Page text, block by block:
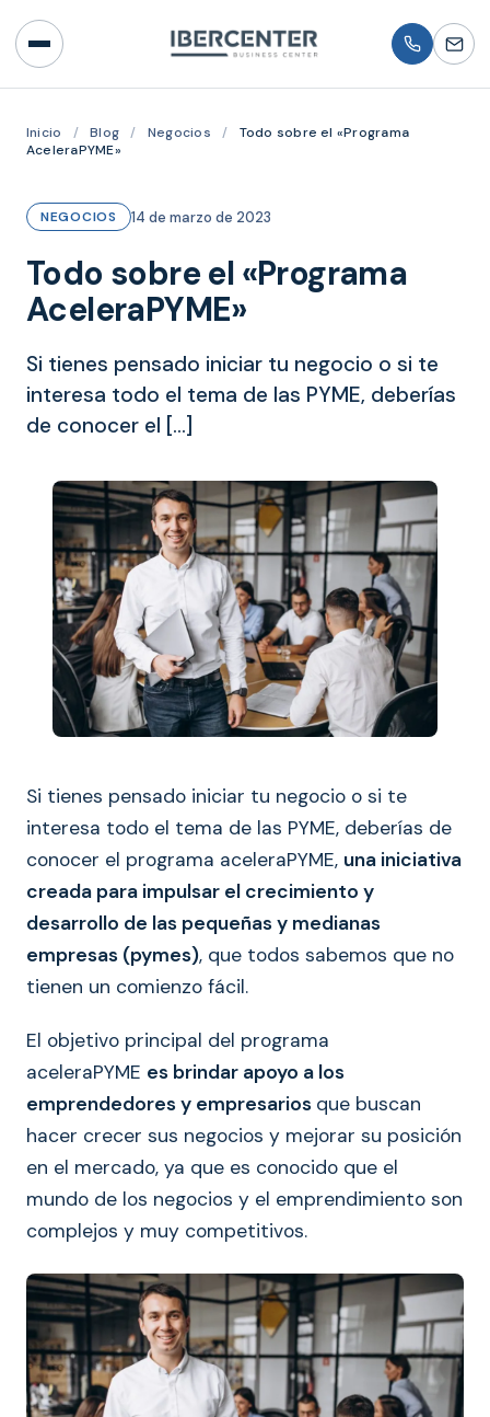
Inicio / Blog / Negocios /
Todo sobre el «Programa
AceleraPYME»
NEGOCIOS 14 de marzo de 2023
Todo sobre el «Programa
AceleraPYME»
Si tienes pensado iniciar tu negocio o si te
interesa todo el tema de las PYME, deberías
de conocer el […]
Si tienes pensado iniciar tu negocio o si te
interesa todo el tema de las PYME, deberías de
conocer el programa aceleraPYME, una iniciativa
creada para impulsar el crecimiento y
desarrollo de las pequeñas y medianas
empresas (pymes), que todos sabemos que no
tienen un comienzo fácil.
El objetivo principal del programa
aceleraPYME es brindar apoyo a los
emprendedores y empresarios que buscan
hacer crecer sus negocios y mejorar su posición
en el mercado, ya que es conocido que el
mundo de los negocios y el emprendimiento son
complejos y muy competitivos.